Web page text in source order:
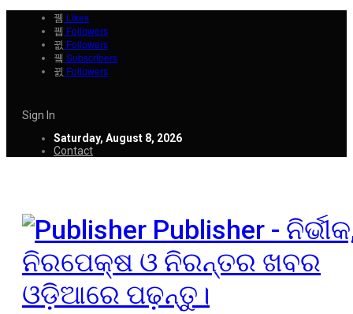
Likes
Followers
Followers
Subscribers
Followers
Sign In
Saturday, August 8, 2026
Contact
Publisher -
ନିରପେକ୍ଷ ଓ ନିରନ୍ତର ଖବର
ଓଡ଼ିଆରେ ପଢ଼ନ୍ତୁ।